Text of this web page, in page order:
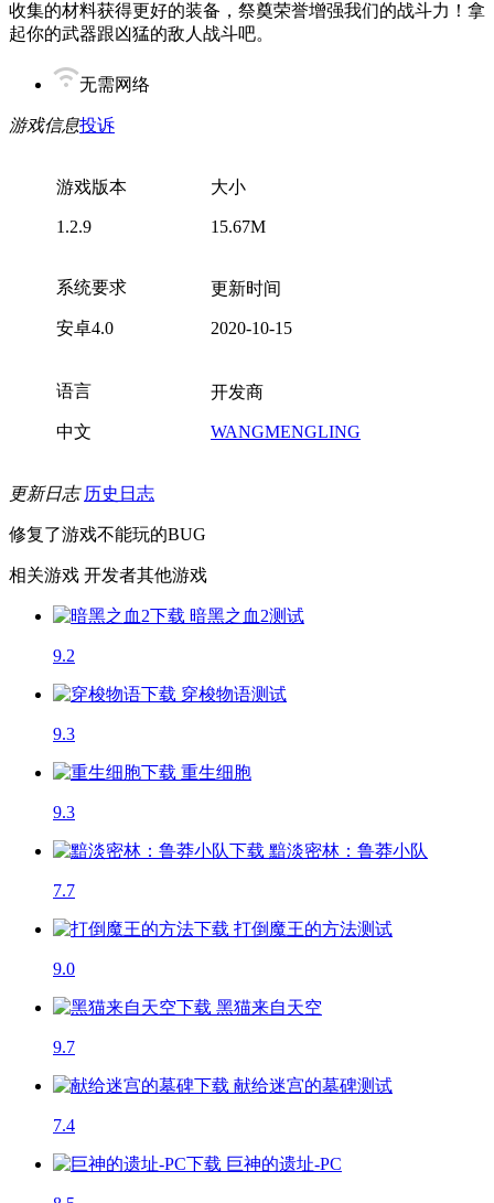
收集的材料获得更好的装备，祭奠荣誉增强我们的战斗力！拿
起你的武器跟凶猛的敌人战斗吧。
无需网络
游戏信息投诉
游戏版本
1.2.9
大小
15.67M
系统要求
安卓4.0
更新时间
2020-10-15
语言
中文
开发商
WANGMENGLING
更新日志 历史日志
修复了游戏不能玩的BUG
相关游戏 开发者其他游戏
暗黑之血2测试
9.2
穿梭物语测试
9.3
重生细胞
9.3
黯淡密林：鲁莽小队
7.7
打倒魔王的方法测试
9.0
黑猫来自天空
9.7
献给迷宫的墓碑测试
7.4
巨神的遗址-PC